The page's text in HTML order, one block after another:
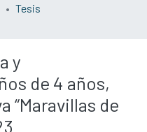
Tesis
y
de 4 años,
de